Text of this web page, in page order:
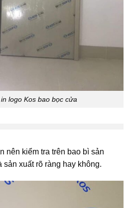
logo Kos bao bọc cửa
nên kiểm tra trên bao bì sản
sản xuất rõ ràng hay không.